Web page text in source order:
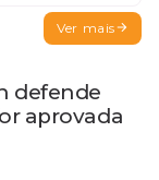
Ver mais
defende
aprovada